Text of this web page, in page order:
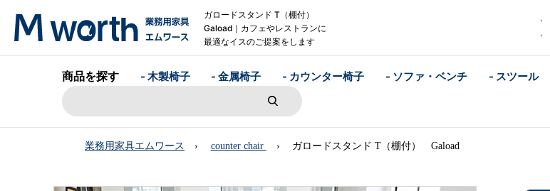
ガロードスタンド T（棚付）
Gaload｜カフェやレストランに
最適なイスのご提案をします
商品を探す - 木製椅子 - 金属椅子 - カウンター椅子 - ソファ・ベンチ - スツール
業務用家具エムワース counter chair ガロードスタンド T（棚付） Gaload